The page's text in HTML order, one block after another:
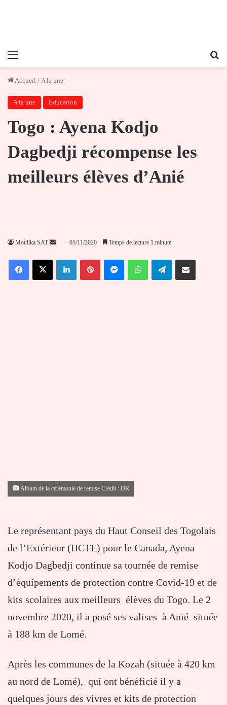
Menu
Accueil / A la une
A la une Education
Togo : Ayena Kodjo
Dagbedji récompense les
meilleurs élèves d’Anié
Moulika SAT
Envoyer
courriel
05/11/2020 Temps de lecture 1 minute
FacebookX LinkedinPinterestMessengerWhatsAppTelegramPartager par email
Album de la cérémonie de remise Crédit : DR
Le représentant pays du Haut Conseil des Togolais
de l’Extérieur (HCTE) pour le Canada, Ayena
Kodjo Dagbedji continue sa tournée de remise
d’équipements de protection contre Covid-19 et de
kits scolaires aux meilleurs élèves du Togo. Le 2
novembre 2020, il a posé ses valises à Anié située
à 188 km de Lomé.
Après les communes de la Kozah (située à 420 km
au nord de Lomé), qui ont bénéficié il y a
quelques jours des vivres et kits de protection